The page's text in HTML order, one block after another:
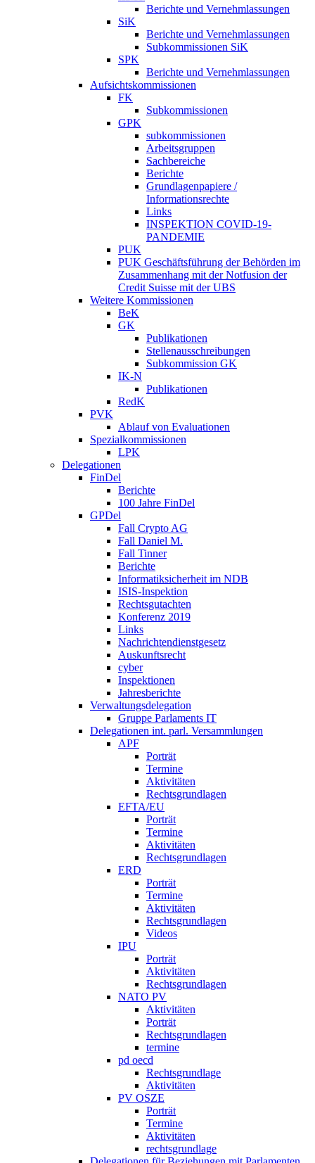
Berichte und Vernehmlassungen
SiK
Berichte und Vernehmlassungen
Subkommissionen SiK
SPK
Berichte und Vernehmlassungen
Aufsichtskommissionen
FK
Subkommissionen
GPK
subkommissionen
Arbeitsgruppen
Sachbereiche
Berichte
Grundlagenpapiere /
Informationsrechte
Links
INSPEKTION COVID-19-
PANDEMIE
PUK
PUK Geschäftsführung der Behörden im
Zusammenhang mit der Notfusion der
Credit Suisse mit der UBS
Weitere Kommissionen
BeK
GK
Publikationen
Stellenausschreibungen
Subkommission GK
IK-N
Publikationen
RedK
PVK
Ablauf von Evaluationen
Spezialkommissionen
LPK
Delegationen
FinDel
Berichte
100 Jahre FinDel
GPDel
Fall Crypto AG
Fall Daniel M.
Fall Tinner
Berichte
Informatiksicherheit ­im NDB
ISIS-Inspektion
Rechtsgutachten
Konferenz 2019
Links
Nachrichtendienstgesetz
Auskunftsrecht
cyber
Inspektionen
Jahresberichte
Verwaltungsdelegation
Gruppe Parlaments IT
Delegationen int. parl. Versammlungen
APF
Porträt
Termine
Aktivitäten
Rechtsgrundlagen
EFTA/EU
Porträt
Termine
Aktivitäten
Rechtsgrundlagen
ERD
Porträt
Termine
Aktivitäten
Rechtsgrundlagen
Videos
IPU
Porträt
Aktivitäten
Rechtsgrundlagen
NATO PV
Aktivitäten
Porträt
Rechtsgrundlagen
termine
pd oecd
Rechtsgrundlage
Aktivitäten
PV OSZE
Porträt
Termine
Aktivitäten
rechtsgrundlage